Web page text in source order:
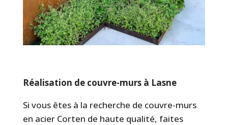
Réalisation de couvre-murs à Lasne
Si vous êtes à la recherche de couvre-murs
en acier Corten de haute qualité, faites